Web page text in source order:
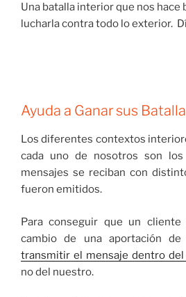
Una batalla interior que nos hace
lucharla contra todo lo exterior.
Ayuda a Ganar sus
Los diferentes contextos
cada uno de nosotros son
mensajes se reciban con
fueron emitidos.
Para conseguir que un
cambio de una aportación de
transmitir el mensaje dentro
no del nuestro.